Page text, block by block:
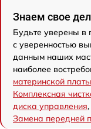
Знаем свое
Будьте уверены в
с уверенностью
данным наших
наиболее
материнской платы
Комплексная
диска управления,
Замена передней